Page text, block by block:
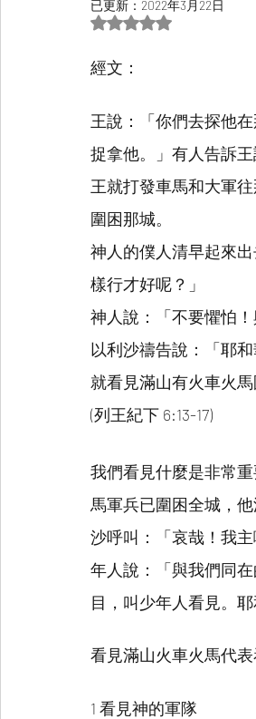
已更新： 2022年3月22日
評等為 NaN（最高為
經文：
王說：「你們去探他
捉拿他。」有人告訴王
王就打發車馬和大軍
圍困那城。
神人的僕人清早起來
樣行才好呢？」
神人說：「不要懼怕
以利沙禱告說：「耶
就看見滿山有火車火馬
(列王紀下 6:13-17)
我們看見什麼是非常
馬軍兵已圍困全城，
沙呼叫：「哀哉！我
年人說：「與我們同
目，叫少年人看見。
看見滿山火車火馬代表
1 看見神的軍隊